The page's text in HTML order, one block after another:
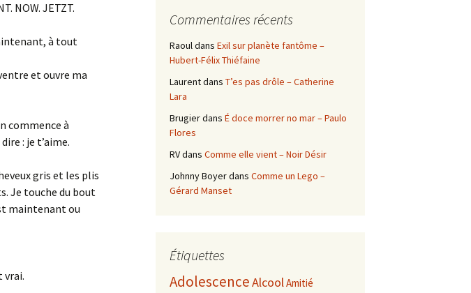
NOW. JETZT.
à tout
et ouvre ma
commence à
: je t’aime.
gris et les plis
Je touche du bout
maintenant ou
vrai.
Commentaires récents
Raouldans Exil sur planète fantôme –
Hubert-Félix Thiéfaine
Laurentdans T’es pas drôle – Catherine
Lara
Brugierdans É doce morrer no mar – Paulo
Flores
RVdans Comme elle vient – Noir Désir
Johnny Boyerdans Comme un Lego –
Gérard Manset
Étiquettes
AdolescenceAlcoolAmitié